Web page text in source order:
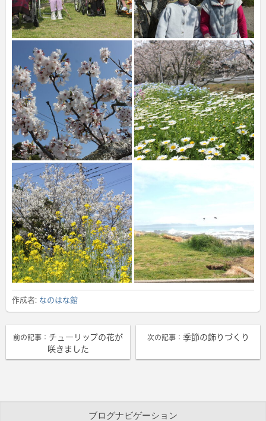
作成者: なのはな館
前の記事： チューリップの花が
咲きました
次の記事： 季節の飾りづくり
ブログナビゲーション